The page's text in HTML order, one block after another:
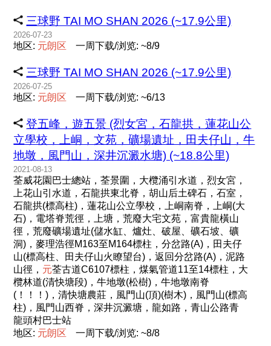
三球野 TAI MO SHAN 2026 (~17.9公里)
2026-07-23
地区: 元朗 区 一周下载/浏览: ~8/9
三球野 TAI MO SHAN 2026 (~17.9公里)
2026-07-25
地区: 元朗 区 一周下载/浏览: ~6/13
登五峰，遊五景 (烈女宮，石龍拱，蓮花山公
立學校，上峒，文苑，礦場遺址，田夫仔山，牛
地墩，風門山，深井沉澱水塘) (~18.8公里)
2021-08-13
荃威花園巴士總站，荃景圍，大欖涌引水道，烈女宮，
上花山引水道，石龍拱東北脊，胡山后土碑石，石室，
石龍拱(標高柱)，蓮花山公立學校，上峒南脊，上峒(大
石)，電塔脊荒徑，上塘，荒廢大宅文苑，富貴龍橫山
徑，荒廢礦場遺址(儲水缸、爐灶、破屋、礦石坡、礦
洞)，麥理浩徑M163至M164標柱，分岔路(A)，田夫仔
山(標高柱、田夫仔山火瞭望台)，返回分岔路(A)，泥路
山徑， 元荃古道C6107標柱，煤氣管道11至14標柱，大
欖林道(清快塘段)，牛地墩(松樹)，牛地墩南脊
(！！！)，清快塘農莊，風門山(頂)(樹木)，風門山(標高
柱)，風門山西脊，深井沉澱塘，龍如路，青山公路青
龍頭村巴士站
地区: 元朗 区 一周下载/浏览: ~8/8